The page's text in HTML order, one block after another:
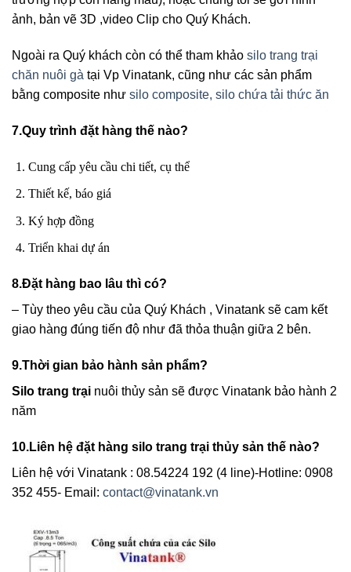
ảnh, bản vẽ 3D ,video Clip cho Quý Khách.
Ngoài ra Quý khách còn có thể tham khảo silo trang trại
chăn nuôi gà tại Vp Vinatank, cũng như các sản phẩm
bằng composite như silo composite, silo chứa tải thức ăn
7.Quy trình đặt hàng thế nào?
Cung cấp yêu cầu chi tiết, cụ thể
Thiết kế, báo giá
Ký hợp đồng
Triển khai dự án
8.Đặt hàng bao lâu thì có?
– Tùy theo yêu cầu của Quý Khách , Vinatank sẽ cam kết
giao hàng đúng tiến độ như đã thỏa thuận giữa 2 bên.
9.Thời gian bảo hành sản phẩm?
Silo trang trại nuôi thủy sản sẽ được Vinatank bảo hành 2
năm
10.Liên hệ đặt hàng silo trang trại thủy sản thế nào?
Liên hệ với Vinatank : 08.54224 192 (4 line)-Hotline: 0908
352 455- Email: contact@vinatank.vn